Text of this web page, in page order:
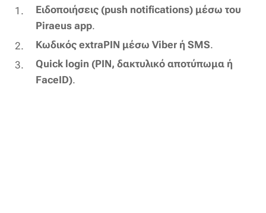
Ειδοποιήσεις (push notifications) μέσω του
Piraeus app.
Κωδικός extraPIN μέσω Viber ή SMS.
Quick login (PIN, δακτυλικό αποτύπωμα ή
FaceID).